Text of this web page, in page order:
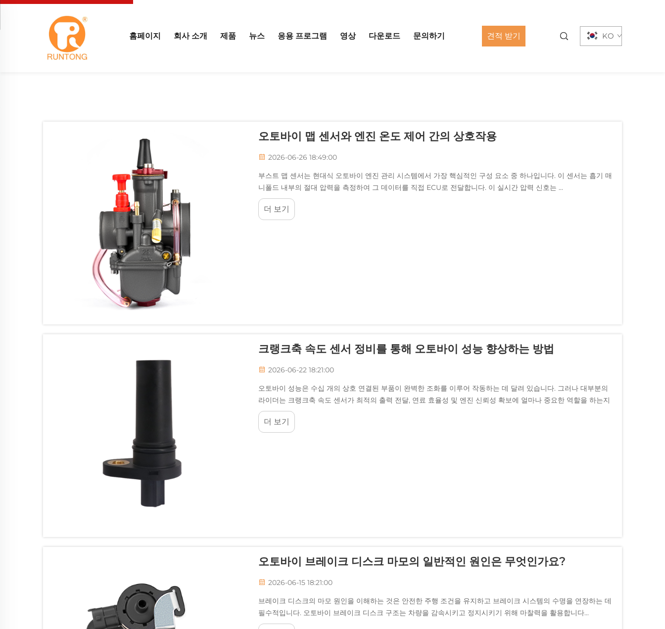
홈페이지 회사 소개 제품 뉴스 응용 프로그램 영상 다운로드 문의하기 견적 받기 KO
오토바이 맵 센서와 엔진 온도 제어 간의 상호작용
2026-06-26 18:49:00
부스트 맵 센서는 현대식 오토바이 엔진 관리 시스템에서 가장 핵심적인 구성 요소 중 하나입니다. 이 센서는 흡기 매
니폴드 내부의 절대 압력을 측정하여 그 데이터를 직접 ECU로 전달합니다. 이 실시간 압력 신호는 ...
더 보기
크랭크축 속도 센서 정비를 통해 오토바이 성능 향상하는 방법
2026-06-22 18:21:00
오토바이 성능은 수십 개의 상호 연결된 부품이 완벽한 조화를 이루어 작동하는 데 달려 있습니다. 그러나 대부분의
라이더는 크랭크축 속도 센서가 최적의 출력 전달, 연료 효율성 및 엔진 신뢰성 확보에 얼마나 중요한 역할을 하는지
인식하지 못합니다. 이 ...
더 보기
오토바이 브레이크 디스크 마모의 일반적인 원인은 무엇인가요?
2026-06-15 18:21:00
브레이크 디스크의 마모 원인을 이해하는 것은 안전한 주행 조건을 유지하고 브레이크 시스템의 수명을 연장하는 데
필수적입니다. 오토바이 브레이크 디스크 구조는 차량을 감속시키고 정지시키기 위해 마찰력을 활용합니다...